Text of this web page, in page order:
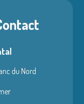
du Nord